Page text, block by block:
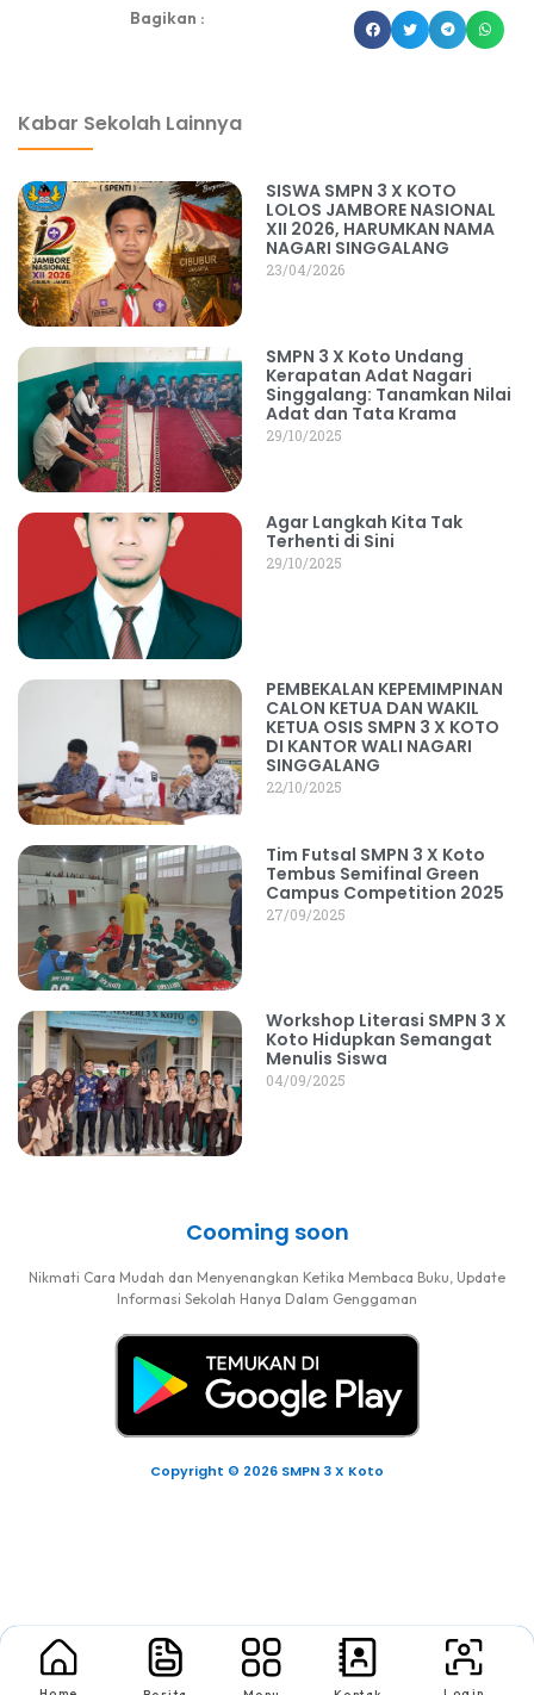
Bagikan :
Kabar Sekolah Lainnya
SISWA SMPN 3 X KOTO
LOLOS JAMBORE NASIONAL
XII 2026, HARUMKAN NAMA
NAGARI SINGGALANG
23/04/2026
SMPN 3 X Koto Undang
Kerapatan Adat Nagari
Singgalang: Tanamkan Nilai
Adat dan Tata Krama
29/10/2025
Agar Langkah Kita Tak
Terhenti di Sini
29/10/2025
PEMBEKALAN KEPEMIMPINAN
CALON KETUA DAN WAKIL
KETUA OSIS SMPN 3 X KOTO
DI KANTOR WALI NAGARI
SINGGALANG
22/10/2025
Tim Futsal SMPN 3 X Koto
Tembus Semifinal Green
Campus Competition 2025
27/09/2025
Workshop Literasi SMPN 3 X
Koto Hidupkan Semangat
Menulis Siswa
04/09/2025
Cooming soon
Nikmati Cara Mudah dan Menyenangkan Ketika Membaca Buku, Update
Informasi Sekolah Hanya Dalam Genggaman
Copyright © 2026 SMPN 3 X Koto